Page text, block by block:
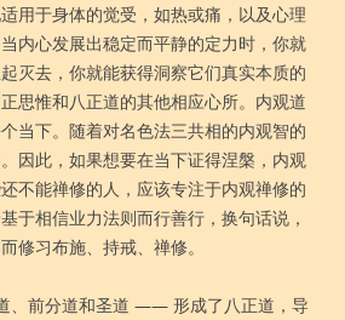
用于身体的觉受，如热或痛，以及心理
内心发展出稳定而平静的定力时，你就
灭去，你就能获得洞察它们真实本质的
正思惟和八正道的其他相应心所。内观道
当下。随着对名色法三共相的内观智的
因此，如果想要在当下证得涅槃，内观
不能禅修的人，应该专注于内观禅修的
于相信业力法则而行善行，换句话说，
修习布施、持戒、禅修。
前分道和圣道 —— 形成了八正道，导